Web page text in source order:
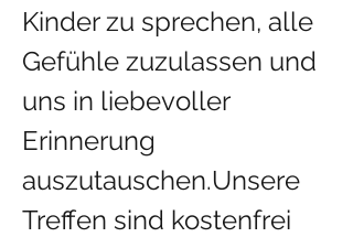
Kinder zu sprechen, alle
Gefühle zuzulassen und
uns in liebevoller
Erinnerung
auszutauschen.Unsere
Treffen sind kostenfrei